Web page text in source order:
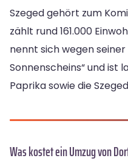
Szeged gehört zum
zählt rund 161.000
nennt sich wegen
Sonnenscheins“ und ist
Paprika sowie die
Was kostet ein Umzug von